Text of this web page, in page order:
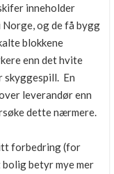
inneholder
og de få bygg
blokkene
enn det hvite
skyggespill. En
leverandør enn
dette nærmere.
forbedring (for
betyr mye mer